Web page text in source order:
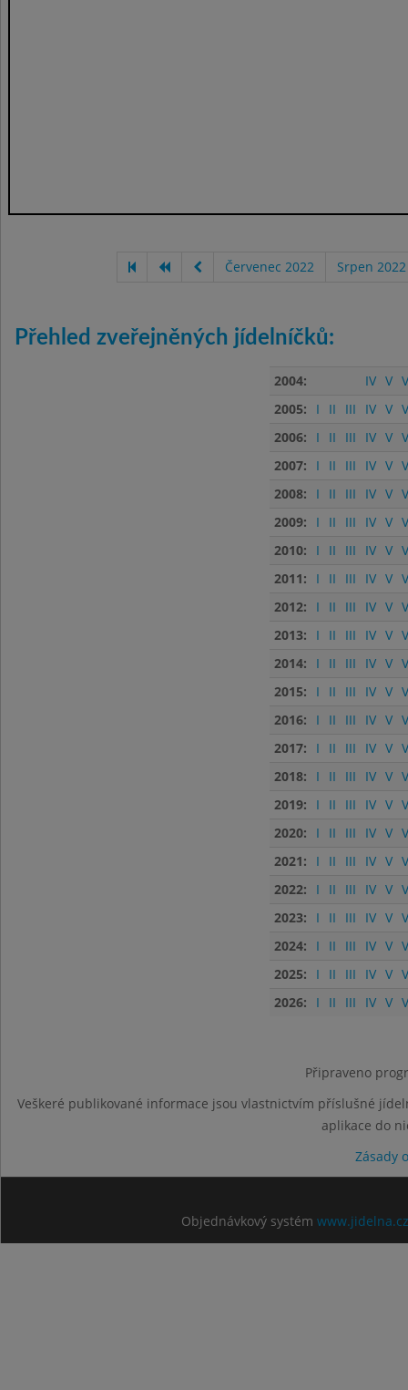
Červenec 2022 Srpen 2022
Přehled zveřejněných jídelníčků:
2004: IV V
2005:
I II III IV V
2006:
I II III IV V
2007:
I II III IV V
2008:
I II III IV V
2009:
I II III IV V
2010:
I II III IV V
2011:
I II III IV V
2012:
I II III IV V
2013:
I II III IV V
2014:
I II III IV V
2015:
I II III IV V
2016:
I II III IV V
2017:
I II III IV V
2018:
I II III IV V
2019:
I II III IV V
2020:
I II III IV V
2021:
I II III IV V
2022:
I II III IV V
2023:
I II III IV V
2024:
I II III IV V
2025:
I II III IV V
2026:
I II III IV V
Připraveno
Veškeré publikované informace jsou vlastnictvím příslušné
aplikace do
Zásady
Objednávkový systém www.jidelna.cz